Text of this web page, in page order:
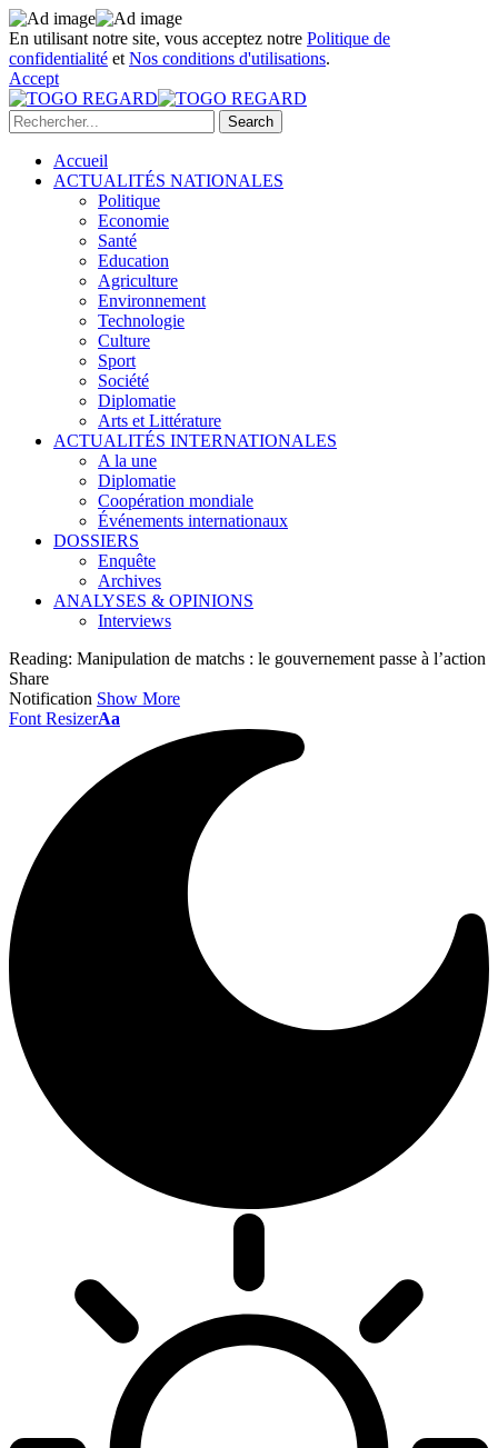
En utilisant notre site, vous acceptez notre Politique de
confidentialité et Nos conditions d'utilisations.
Accept
Accueil
ACTUALITÉS NATIONALES
Politique
Economie
Santé
Education
Agriculture
Environnement
Technologie
Culture
Sport
Société
Diplomatie
Arts et Littérature
ACTUALITÉS INTERNATIONALES
A la une
Diplomatie
Coopération mondiale
Événements internationaux
DOSSIERS
Enquête
Archives
ANALYSES & OPINIONS
Interviews
Reading: Manipulation de matchs : le gouvernement passe à l’action
Share
Notification Show More
Font ResizerAa